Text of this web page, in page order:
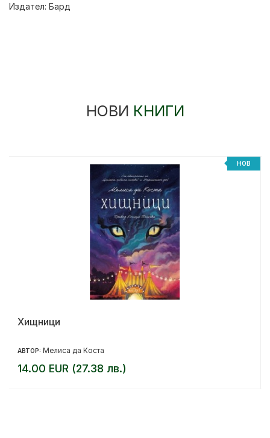
Издател: Бард
НОВИ КНИГИ
НОВ
Хищници
АВТОР: Мелиса да Коста
14.00 EUR (27.38 лв.)